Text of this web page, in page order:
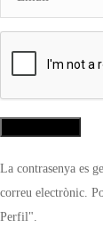
La contrasenya es
correu electrònic.
Perfil".